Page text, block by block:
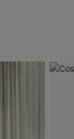
ARTICOLI